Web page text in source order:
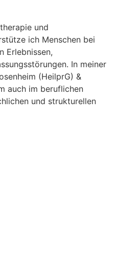
und
ich Menschen bei
Erlebnissen,
In meiner
(HeilprG) &
auch im beruflichen
und strukturellen